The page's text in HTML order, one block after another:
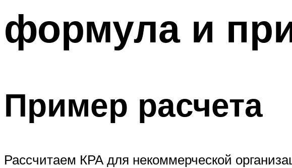
формула и
Пример расчета
Рассчитаем КРА для некоммерческой